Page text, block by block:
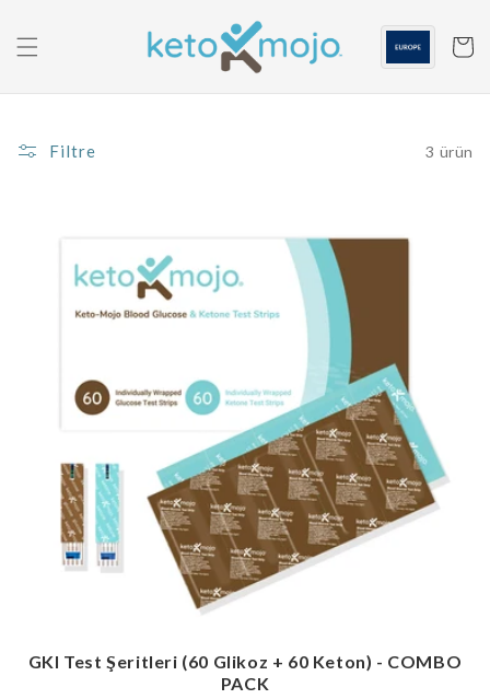
geç
Sepeti
Filtre 3 ürün
GKI Test Şeritleri (60 Glikoz + 60 Keton) - COMBO
PACK